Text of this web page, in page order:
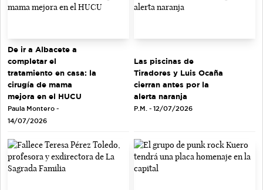
De ir a Albacete a
completar el
tratamiento en casa: la
cirugía de mama
mejora en el HUCU
Paula Montero -
14/07/2026
Las piscinas de
Tiradores y Luis Ocaña
cierran antes por la
alerta naranja
P.M. - 12/07/2026